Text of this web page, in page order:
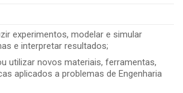
experimentos, modelar e simular
e interpretar resultados;
utilizar novos materiais, ferramentas,
aplicados a problemas de Engenharia